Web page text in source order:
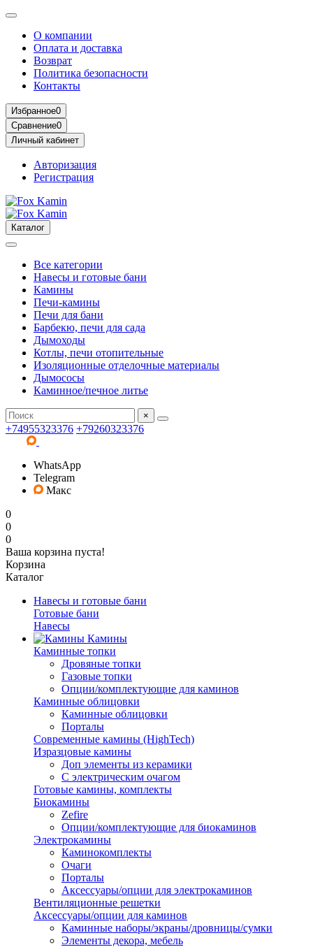
О компании
Оплата и доставка
Возврат
Политика безопасности
Контакты
Избранное0
Сравнение0
Личный кабинет
Авторизация
Регистрация
Каталог
Все категории
Навесы и готовые бани
Камины
Печи-камины
Печи для бани
Барбекю, печи для сада
Дымоходы
Котлы, печи отопительные
Изоляционные отделочные материалы
Дымососы
Каминное/печное литье
×
+74955323376 +79260323376
WhatsApp
Telegram
Макс
0
0
0
Ваша корзина пуста!
Корзина
Каталог
Навесы и готовые бани
Готовые бани
Навесы
Камины
Каминные топки
Дровяные топки
Газовые топки
Опции/комплектующие для каминов
Каминные облицовки
Каминные облицовки
Порталы
Современные камины (HighTech)
Изразцовые камины
Доп элементы из керамики
С электрическим очагом
Готовые камины, комплекты
Биокамины
Zefire
Опции/комплектующие для биокаминов
Электрокамины
Каминокомплекты
Очаги
Порталы
Аксессуары/опции для электрокаминов
Вентиляционные решетки
Аксессуары/опции для каминов
Каминные наборы/экраны/дровницы/сумки
Элементы декора, мебель